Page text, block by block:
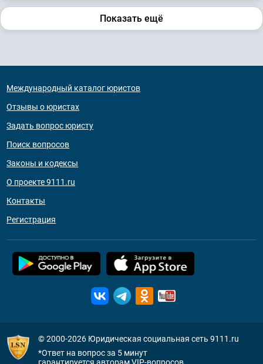
Показать ещё
Международный каталог юристов
Отзывы о юристах
Задать вопрос юристу
Поиск вопросов
Законы и кодексы
О проекте 9111.ru
Контакты
Регистрация
© 2000-2026 Юридическая социальная сеть 9111.ru
*Ответ на вопрос за 5 минут
гарантируется авторам VIP-вопросов.